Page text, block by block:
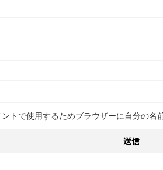
トで使用するためブラウザーに自分の名